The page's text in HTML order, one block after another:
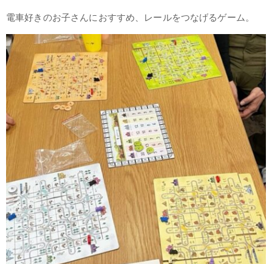
電車好きのお子さんにおすすめ、レールをつなげるゲーム。